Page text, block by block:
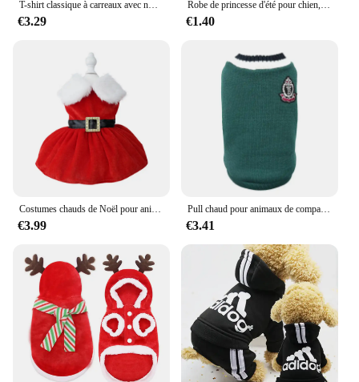
T-shirt classique à carreaux avec nœud papillon pour chien, vêtements d'été fins et respirants pour petits et grands chiens, chiot, chat, chihuahua
€3.29
Robe de princesse d'été pour chien, jupe pour animal de compagnie chaton, nœud imprimé mignon, robes en dentelle pour petit et moyen chien, PupMED, Replyhuahua, déclin
€1.40
Costumes chauds de Noël pour animaux de compagnie, vêtements pour animaux de compagnie, combinaison par temps froid, petits chiens, chats, cosplay, hiver
€3.99
Pull chaud pour animaux de compagnie, manteau pour petits, moyens et grands chiens, pull pour chaton, chiot, glaçure, vêtements pour animaux de compagnie, costume, automne, hiver
€3.41